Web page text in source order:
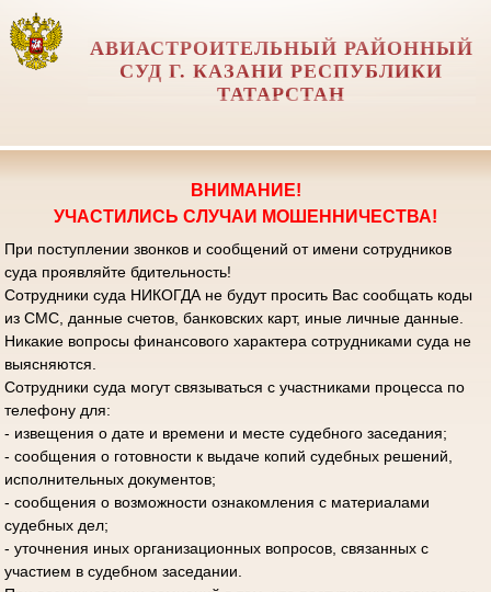
АВИАСТРОИТЕЛЬНЫЙ РАЙОННЫЙ
СУД Г. КАЗАНИ РЕСПУБЛИКИ
ТАТАРСТАН
ВНИМАНИЕ!
УЧАСТИЛИСЬ СЛУЧАИ МОШЕННИЧЕСТВА!
При поступлении звонков и сообщений от имени сотрудников
суда проявляйте бдительность!
Сотрудники суда НИКОГДА не будут просить Вас сообщать коды
из СМС, данные счетов, банковских карт, иные личные данные.
Никакие вопросы финансового характера сотрудниками суда не
выясняются.
Сотрудники суда могут связываться с участниками процесса по
телефону для:
- извещения о дате и времени и месте судебного заседания;
- сообщения о готовности к выдаче копий судебных решений,
исполнительных документов;
- сообщения о возможности ознакомления с материалами
судебных дел;
- уточнения иных организационных вопросов, связанных с
участием в судебном заседании.